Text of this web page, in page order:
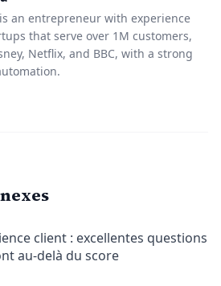
an entrepreneur with experience
that serve over 1M customers,
Netflix, and BBC, with a strong
client : excellentes questions
au-delà du score